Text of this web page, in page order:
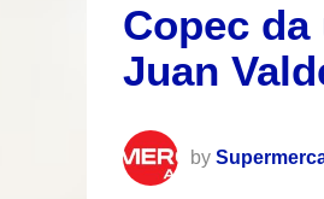
Copec
Juan
by